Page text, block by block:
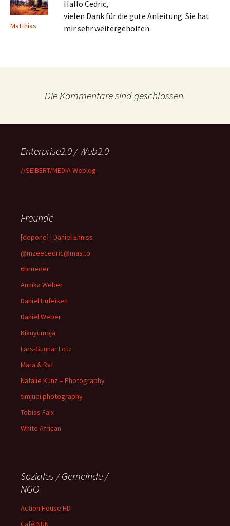
Matthias
Hallo Cedric,
vielen Dank für die gute Anleitung. Sie hat
mir sehr weitergeholfen.
Die Kommentare sind geschlossen.
Enterprise2.0 / Web2.0
//SEIBERT/MEDIA Weblog
Freunde
[depone] | Daniel Ehniss
@mzeecedric@mas.to
6brueder
Annika Weber
Daniel Hufeisen
Daniel Weber
Kikuyumoja
Lars-Gunnar Lotz
Mara & Raf
Natalie Kunz – Photography
timjudi photography
Tobias Faix
White African
Soziales / Gemeinde /
NGO
Action House HD
Café NUN